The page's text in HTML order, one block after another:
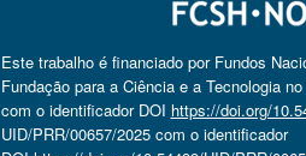
Este trabalho é financiado por Fundos
Fundação para a Ciência e a Tecnologia
com o identificador DOI https://doi.org/
UID/PRR/00657/2025 com o identificador